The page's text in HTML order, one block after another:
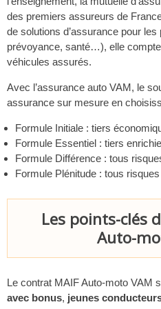
des premiers assureurs de
de solutions d’assurance pour
prévoyance, santé…), elle
véhicules assurés.
Avec l’assurance auto VAM, le
assurance sur mesure en
Formule Initiale : tiers
Formule Essentiel : tiers
Formule Différence : tous
Formule Plénitude : tous
Les points-clés
Auto-
Le contrat MAIF Auto-moto VAM
avec bonus, jeunes